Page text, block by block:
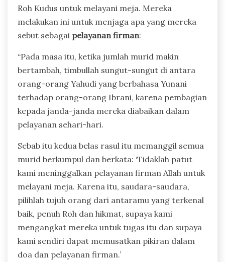
Roh Kudus untuk melayani meja. Mereka
melakukan ini untuk menjaga apa yang mereka
sebut sebagai pelayanan firman:
“Pada masa itu, ketika jumlah murid makin
bertambah, timbullah sungut-sungut di antara
orang-orang Yahudi yang berbahasa Yunani
terhadap orang-orang Ibrani, karena pembagian
kepada janda-janda mereka diabaikan dalam
pelayanan sehari-hari.
Sebab itu kedua belas rasul itu memanggil semua
murid berkumpul dan berkata: ‘Tidaklah patut
kami meninggalkan pelayanan firman Allah untuk
melayani meja. Karena itu, saudara-saudara,
pilihlah tujuh orang dari antaramu yang terkenal
baik, penuh Roh dan hikmat, supaya kami
mengangkat mereka untuk tugas itu dan supaya
kami sendiri dapat memusatkan pikiran dalam
doa dan pelayanan firman.’